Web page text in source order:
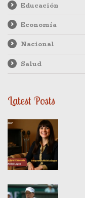
Educación
Economía
Nacional
Salud
Latest Posts